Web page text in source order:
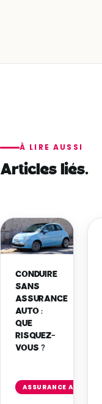
À LIRE AUSSI
Articles liés.
CONDUIRE
SANS
ASSURANCE
AUTO :
QUE
RISQUEZ-
VOUS ?
ASSURANCE AUTO